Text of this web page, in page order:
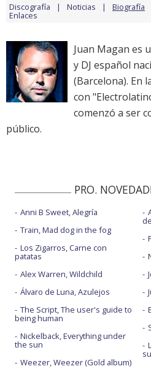
Discografía Noticias Biografía
Enlaces
Juan Magan es
y DJ español
(Barcelona). En
con
comenzó a ser
público.
PRO.
Anni B Sweet, Alegría
Train, Mad dog in the fog
Los Zigarros, Carne con
patatas
Alex Warren, Wildchild
Álvaro de Luna, Azulejos
The Script, The user's guide to
being human
Nickelback, Everything under
the sun
Weezer, Weezer (Gold album)